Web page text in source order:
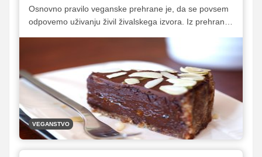
Osnovno pravilo veganske prehrane je, da se povsem
odpovemo uživanju živil živalskega izvora. Iz prehrane
in tudi med. Da bo ustvarjanje veganskih jedi lažje,
vam predstavljamo nekaj najbolj uporabnih in okusih
veganskih nadomestkov, s katerimi boste brez težav
pripravili odlične in zdrave jedi po svojem okusu.
VEGANSTVO